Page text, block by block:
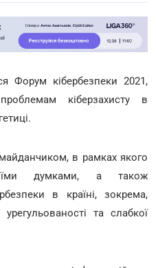
Форум кібербезпеки 2021,
кіберзахисту в
в рамках якого
думками, а також
в країні, зокрема,
та слабкої